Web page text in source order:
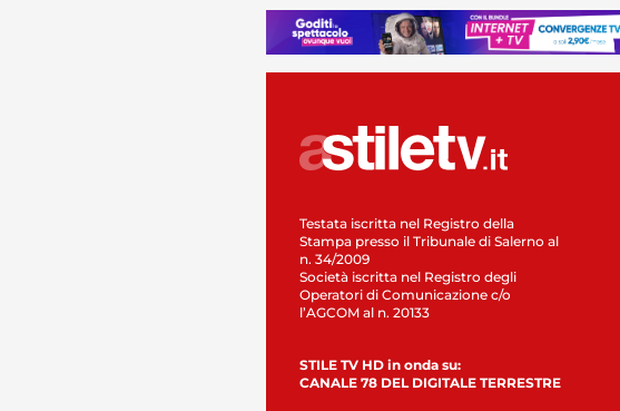
Testata iscritta nel Registro della
Stampa presso il Tribunale di Salerno al
n. 34/2009
Società iscritta nel Registro degli
Operatori di Comunicazione c/o
l’AGCOM al n. 20133
STILE TV HD in onda su:
CANALE 78 DEL DIGITALE TERRESTRE